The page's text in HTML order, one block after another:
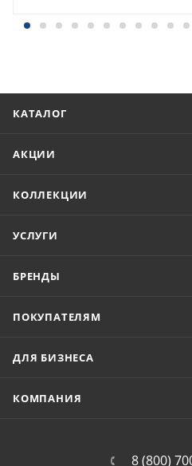
КАТАЛОГ
АКЦИИ
КОЛЛЕКЦИИ
УСЛУГИ
БРЕНДЫ
ПОКУПАТЕЛЯМ
ДЛЯ БИЗНЕСА
КОМПАНИЯ
8 (800)